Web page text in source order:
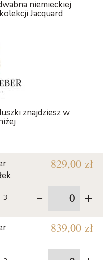
niemieckiej
Jacquard
znajdziesz w
3
829,00 zł
- +
839,00 zł